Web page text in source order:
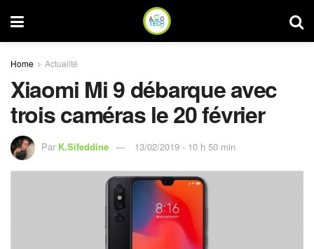
Home Actualité
Xiaomi Mi 9 débarque avec
trois caméras le 20 février
Par K.Sifeddine 13/02/2019 - 10 h 50 min